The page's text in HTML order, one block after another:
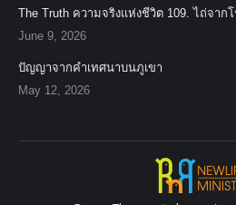
The Truth ความจริงแห่งชีวิต 109. ไถ่จาก
June 9, 2026
ปัญญาจากคำเทศนาบนภูเขา
May 12, 2026